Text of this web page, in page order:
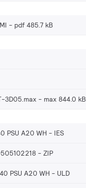
pdf 485.7 kB
3D05.max max 844.0 kB
PSU A20 WH IES
ZIP
PSU A20 WH ULD